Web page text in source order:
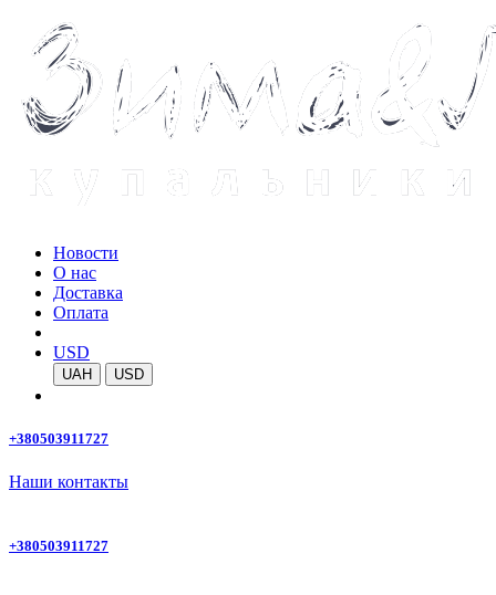
Новости
О нас
Доставка
Оплата
USD
UAH USD
+380503911727
Наши контакты
+380503911727